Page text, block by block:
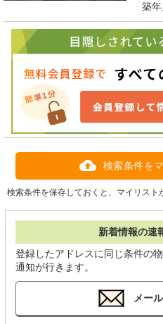
築年
検索条件を
検索条件を保存しておくと、マイリスト
新着情報の速
登録したアドレスに同じ条件の
通知が行きます。
メー